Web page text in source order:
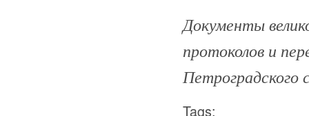
Документы
протоколов и
Tags: